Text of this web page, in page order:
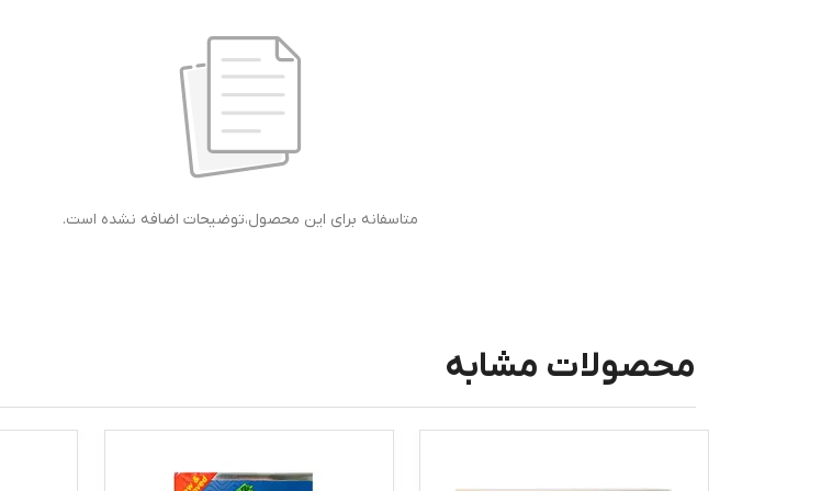
متاسفانه برای این محصول،توضیحات اضافه نشده است.
محصولات مشابه